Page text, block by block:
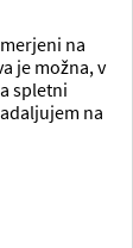
na
je možna, v
spletni
na